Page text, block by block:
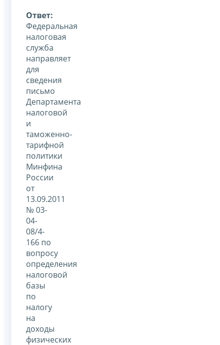
Ответ:
Федеральная
налоговая
служба
направляет
для
сведения
письмо
Департамента
налоговой
и
таможенно-
тарифной
политики
Минфина
России
от
13.09.2011
№ 03-
04-
08/4-
166 по
вопросу
определения
налоговой
базы
по
налогу
на
доходы
физических